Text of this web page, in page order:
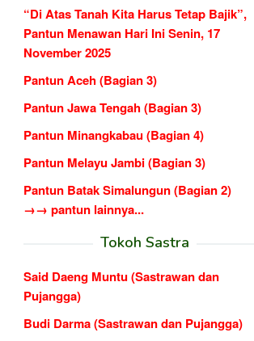
“Di Atas Tanah Kita Harus Tetap Bajik”,
Pantun Menawan Hari Ini Senin, 17
November 2025
Pantun Aceh (Bagian 3)
Pantun Jawa Tengah (Bagian 3)
Pantun Minangkabau (Bagian 4)
Pantun Melayu Jambi (Bagian 3)
Pantun Batak Simalungun (Bagian 2)
→→ pantun lainnya...
Tokoh Sastra
Said Daeng Muntu (Sastrawan dan
Pujangga)
Budi Darma (Sastrawan dan Pujangga)